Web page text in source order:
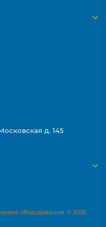
д. 145
оборудования. © 2026